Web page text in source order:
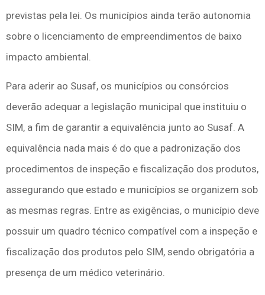
previstas pela lei. Os municípios ainda terão autonomia
sobre o licenciamento de empreendimentos de baixo
impacto ambiental.
Para aderir ao Susaf, os municípios ou consórcios
deverão adequar a legislação municipal que instituiu o
SIM, a fim de garantir a equivalência junto ao Susaf. A
equivalência nada mais é do que a padronização dos
procedimentos de inspeção e fiscalização dos produtos,
assegurando que estado e municípios se organizem sob
as mesmas regras. Entre as exigências, o município deve
possuir um quadro técnico compatível com a inspeção e
fiscalização dos produtos pelo SIM, sendo obrigatória a
presença de um médico veterinário.